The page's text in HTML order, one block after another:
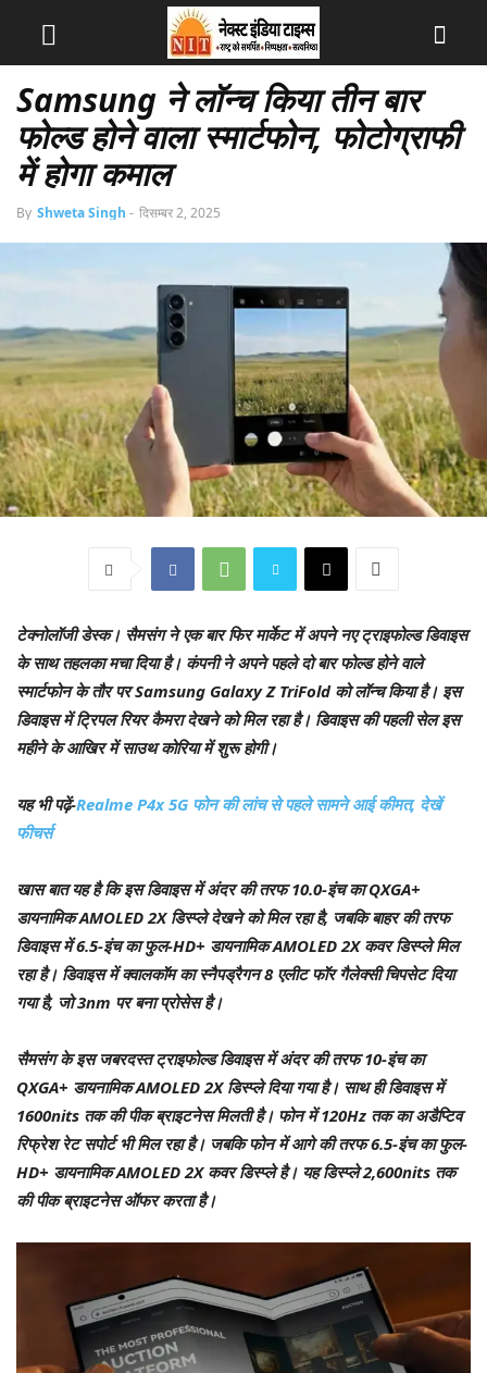
Samsung ने लॉन्च किया तीन बार
फोल्ड होने वाला स्मार्टफोन, फोटोग्राफी
में होगा कमाल
By Shweta Singh - दिसम्बर 2, 2025
टेक्नोलॉजी डेस्क। सैमसंग ने एक बार फिर मार्केट में अपने नए ट्राइफोल्ड डिवाइस
के साथ तहलका मचा दिया है। कंपनी ने अपने पहले दो बार फोल्ड होने वाले
स्मार्टफोन के तौर पर Samsung Galaxy Z TriFold को लॉन्च किया है। इस
डिवाइस में ट्रिपल रियर कैमरा देखने को मिल रहा है। डिवाइस की पहली सेल इस
महीने के आखिर में साउथ कोरिया में शुरू होगी।
यह भी पढ़ें-Realme P4x 5G फोन की लांच से पहले सामने आई कीमत, देखें
फीचर्स
खास बात यह है कि इस डिवाइस में अंदर की तरफ 10.0-इंच का QXGA+
डायनामिक AMOLED 2X डिस्प्ले देखने को मिल रहा है, जबकि बाहर की तरफ
डिवाइस में 6.5-इंच का फुल-HD+ डायनामिक AMOLED 2X कवर डिस्प्ले मिल
रहा है। डिवाइस में क्वालकॉम का स्नैपड्रैगन 8 एलीट फॉर गैलेक्सी चिपसेट दिया
गया है, जो 3nm पर बना प्रोसेस है।
सैमसंग के इस जबरदस्त ट्राइफोल्ड डिवाइस में अंदर की तरफ 10-इंच का
QXGA+ डायनामिक AMOLED 2X डिस्प्ले दिया गया है। साथ ही डिवाइस में
1600nits तक की पीक ब्राइटनेस मिलती है। फोन में 120Hz तक का अडैप्टिव
रिफ्रेश रेट सपोर्ट भी मिल रहा है। जबकि फोन में आगे की तरफ 6.5-इंच का फुल-
HD+ डायनामिक AMOLED 2X कवर डिस्प्ले है। यह डिस्प्ले 2,600nits तक
की पीक ब्राइटनेस ऑफर करता है।